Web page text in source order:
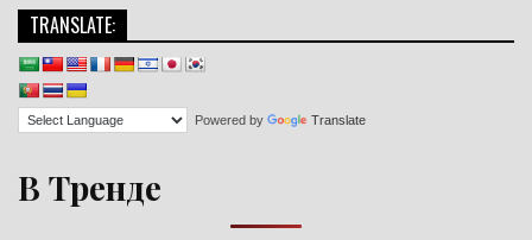
TRANSLATE:
Powered by Translate
В Тренде